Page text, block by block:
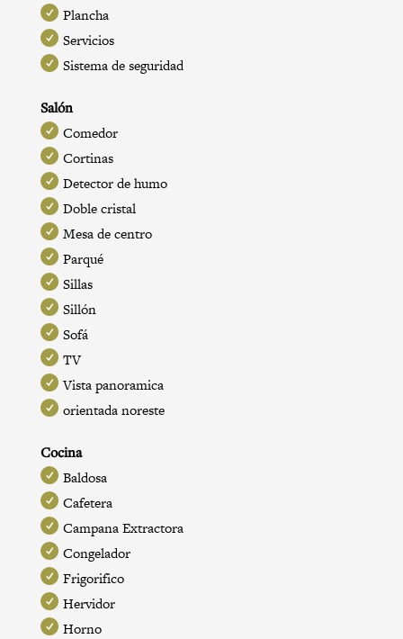
Plancha
Servicios
Sistema de seguridad
Salón
Comedor
Cortinas
Detector de humo
Doble cristal
Mesa de centro
Parqué
Sillas
Sillón
Sofá
TV
Vista panoramica
orientada noreste
Cocina
Baldosa
Cafetera
Campana Extractora
Congelador
Frigorifico
Hervidor
Horno